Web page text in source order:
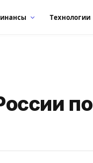
Технологии
по